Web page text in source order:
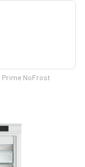
Prime NoFrost